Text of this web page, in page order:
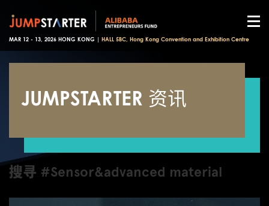
MAR 12 - 13, 2026 HONG KONG | HALL 5BC, Hong Kong Convention and Exhibition Centre
JUMPSTARTER 资讯
搜寻 #Sensor&advanced material